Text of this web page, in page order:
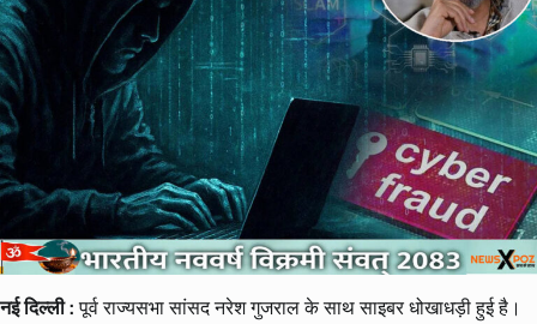
नई दिल्ली :पूर्व राज्यसभा सांसद नरेश गुजराल के साथ साइबर धोखाधड़ी हुई है।